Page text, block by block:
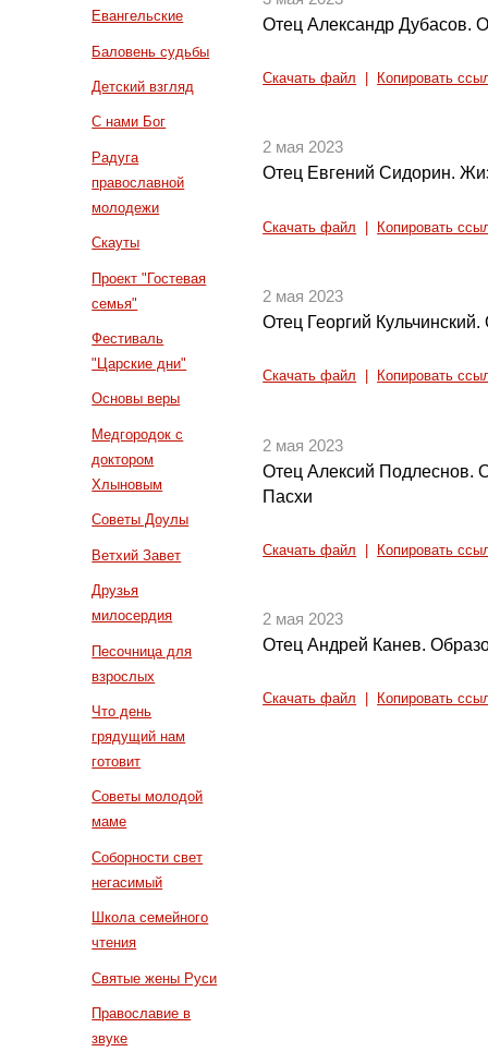
Евангельские
Баловень судьбы
Детский взгляд
С нами Бог
Радуга
православной
молодежи
Скауты
Проект "Гостевая
семья"
Фестиваль
"Царские дни"
Основы веры
Медгородок с
доктором
Хлыновым
Советы Доулы
Ветхий Завет
Друзья
милосердия
Песочница для
взрослых
Что день
грядущий нам
готовит
Советы молодой
маме
Соборности свет
негасимый
Школа семейного
чтения
Святые жены Руси
Православие в
звуке
Отец Александр Дубасов.
Скачать файл Копировать
2 мая 2023
Отец Евгений Сидорин.
Скачать файл Копировать
2 мая 2023
Отец Георгий Кульчинский.
Скачать файл Копировать
2 мая 2023
Отец Алексий Подлеснов.
Пасхи
Скачать файл Копировать
2 мая 2023
Отец Андрей Канев.
Скачать файл Копировать